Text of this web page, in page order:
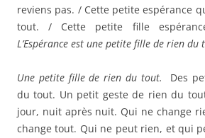
reviens pas. / Cette petite espérance
tout. / Cette petite fille
L’Espérance est une petite fille de rien du
Une petite fille de rien du tout.
Des
du tout. Un petit geste de rien du
jour, nuit après nuit. Qui ne change
change tout. Qui ne peut rien, et qui